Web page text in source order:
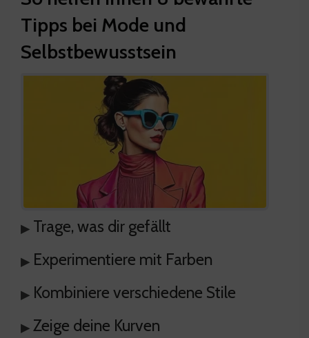
Tipps bei Mode und
Selbstbewusstsein
▸ Trage, was dir gefällt
▸ Experimentiere mit Farben
▸ Kombiniere verschiedene Stile
▸ Zeige deine Kurven